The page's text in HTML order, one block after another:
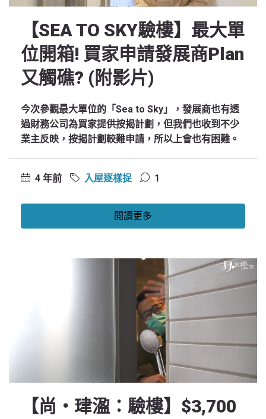
【SEA TO SKY驗樓】最大單
位開箱! 買家申請發展商Plan
又觸礁? (附影片)
今次參觀最大單位的「Sea to Sky」，發展商也有透
過財務公司為買家提供按揭計劃，但我們也收到不少
業主反映，按揭計劃較難申請，所以上會也有困難。
4 年前 入屋逐樣捉 1
閱讀更多
【尚‧珒溋：驗樓】$3,700